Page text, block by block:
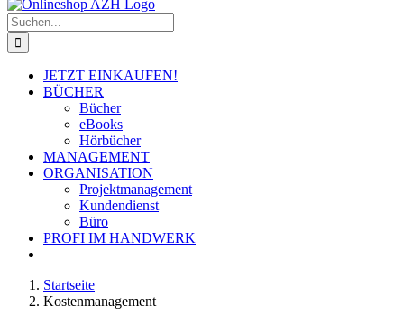
Suche
nach:
JETZT EINKAUFEN!
BÜCHER
Bücher
eBooks
Hörbücher
MANAGEMENT
ORGANISATION
Projektmanagement
Kundendienst
Büro
PROFI IM HANDWERK
Startseite
Kostenmanagement